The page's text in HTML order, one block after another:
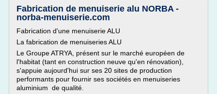
Fabrication de menuiserie alu NORBA -
norba-menuiserie.com
Fabrication d'une menuiserie ALU
La fabrication de menuiseries ALU
Le Groupe ATRYA, présent sur le marché européen de
l'habitat (tant en construction neuve qu'en rénovation),
s'appuie aujourd'hui sur ses 20 sites de production
performants pour fournir ses sociétés en menuiseries
aluminium de qualité.